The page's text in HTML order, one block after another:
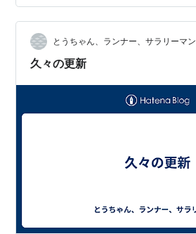
かけたのでこれから挽回
とうちゃん、ランナー、サラリーマン
久々の更新